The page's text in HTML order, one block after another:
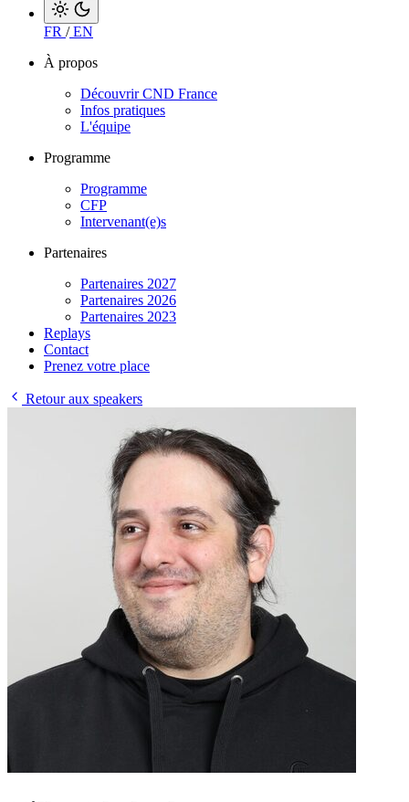
FR /EN
À propos
Découvrir CND France
Infos pratiques
L'équipe
Programme
Programme
CFP
Intervenant(e)s
Partenaires
Partenaires 2027
Partenaires 2026
Partenaires 2023
Replays
Contact
Prenez votre place
Retour aux speakers